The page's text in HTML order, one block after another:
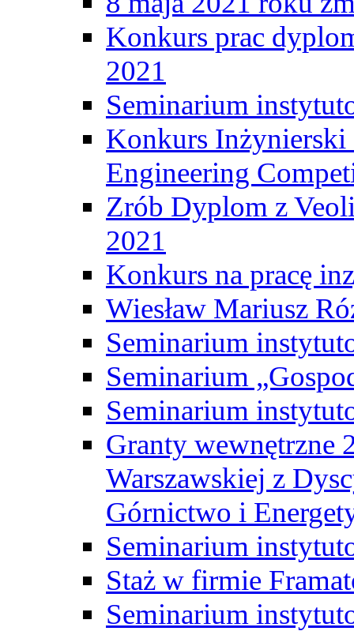
Konkurs prac
2021
Seminarium
Konkurs
Engineering
Zrób Dyplom z
2021
Konkurs na pracę
Wiesław Mariusz
Seminarium
Seminarium
Seminarium
Granty wewnętrzne
Warszawskiej z
Górnictwo i
Seminarium
Staż w firmie
Seminarium